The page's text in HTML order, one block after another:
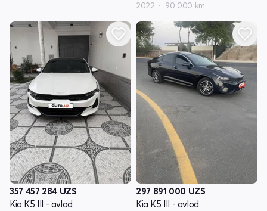
2022 90 000 km
357 457 284 UZS
Kia K5 III - avlod
297 891 000 UZS
Kia K5 III - avlod